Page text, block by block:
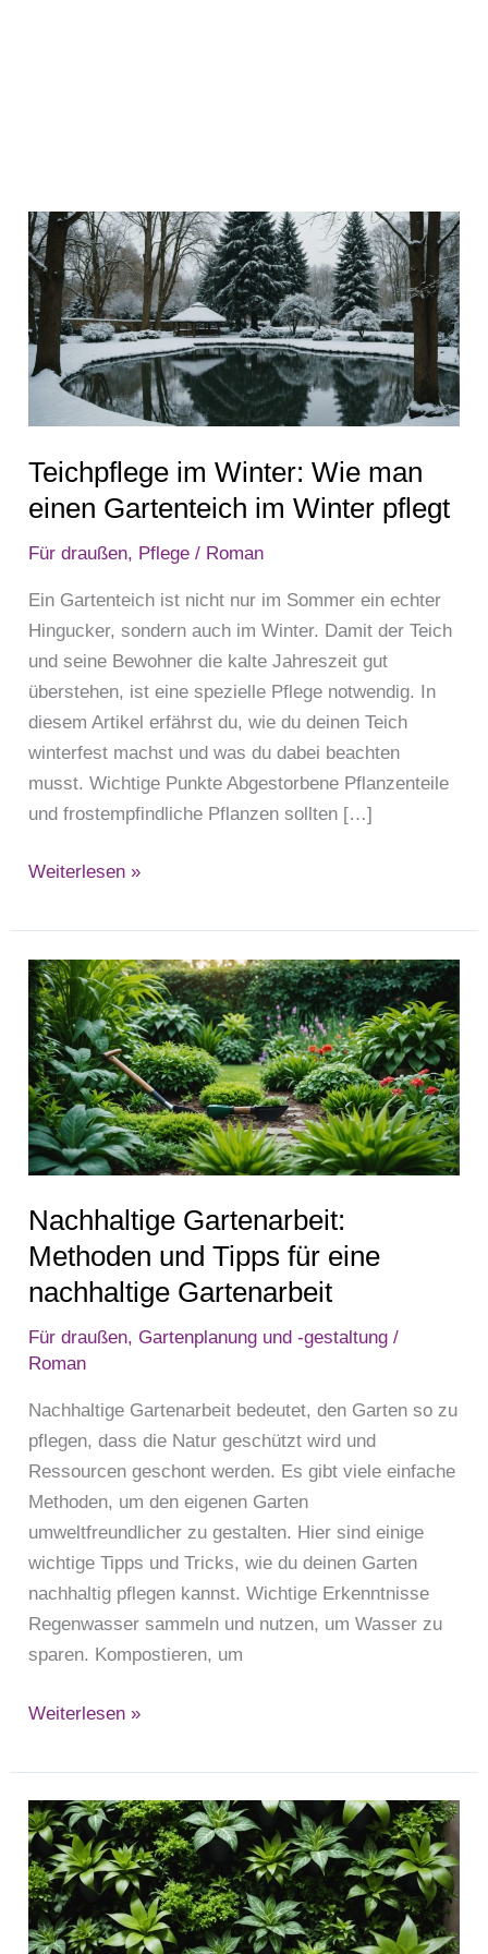
Teichpflege im Winter: Wie man
einen Gartenteich im Winter pflegt
Für draußen, Pflege / Roman
Ein Gartenteich ist nicht nur im Sommer ein echter
Hingucker, sondern auch im Winter. Damit der Teich
und seine Bewohner die kalte Jahreszeit gut
überstehen, ist eine spezielle Pflege notwendig. In
diesem Artikel erfährst du, wie du deinen Teich
winterfest machst und was du dabei beachten
musst. Wichtige Punkte Abgestorbene Pflanzenteile
und frostempfindliche Pflanzen sollten […]
Teichpflege
im
Winter:
Wie
man
einen
Gartenteich
Winter
pflegt
Weiterlesen »
Nachhaltige Gartenarbeit:
Methoden und Tipps für eine
nachhaltige Gartenarbeit
Für draußen, Gartenplanung und -gestaltung /
Roman
Nachhaltige Gartenarbeit bedeutet, den Garten so zu
pflegen, dass die Natur geschützt wird und
Ressourcen geschont werden. Es gibt viele einfache
Methoden, um den eigenen Garten
umweltfreundlicher zu gestalten. Hier sind einige
wichtige Tipps und Tricks, wie du deinen Garten
nachhaltig pflegen kannst. Wichtige Erkenntnisse
Regenwasser sammeln und nutzen, um Wasser zu
sparen. Kompostieren, um
Nachhaltige
Gartenarbeit:
Methoden
und
Tipps
für
eine
Gartenarbeit
Weiterlesen »
Vertikaler
Gartenbau
für
Anfänger:
Grundlagen